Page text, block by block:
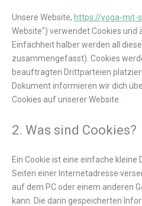
Unsere Website, https://yoga-mit-
Website") verwendet Cookies und
Einfachheit halber werden all
zusammengefasst). Cookies
beauftragten Drittparteien
Dokument informieren wir dich
Cookies auf unserer Website.
2. Was sind Cookies?
Ein Cookie ist eine einfache kleine
Seiten einer Internetadresse
auf dem PC oder einem anderen
kann. Die darin gespeicherten